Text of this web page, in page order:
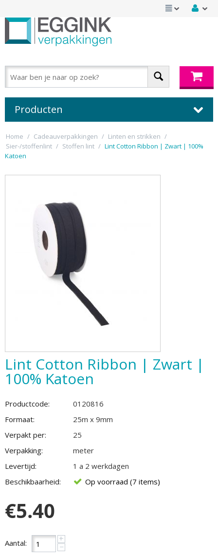
Producten
Home / Cadeauverpakkingen / Linten en strikken /
Sier-/stoffenlint / Stoffen lint / Lint Cotton Ribbon | Zwart | 100%
Katoen
Lint Cotton Ribbon | Zwart |
100% Katoen
Productcode:
0120816
Formaat:
25m x 9mm
Verpakt per:
25
Verpakking:
meter
Levertijd:
1 a 2 werkdagen
Beschikbaarheid:
Op voorraad (7 items)
€5.40
Aantal: +
−